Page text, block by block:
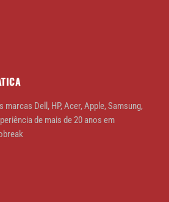
Dell, HP, Acer, Apple, Samsung,
de mais de 20 anos em